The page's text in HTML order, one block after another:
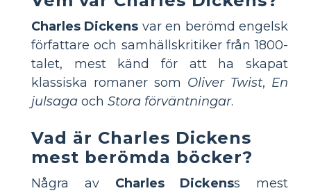
Charles Dickens var en berömd engelsk
författare och samhällskritiker från 1800-
talet, mest känd för att ha skapat
klassiska romaner som Oliver Twist, En
julsaga och Stora förväntningar.
Vad är Charles Dickens
mest berömda böcker?
Några av Charles Dickenss mest